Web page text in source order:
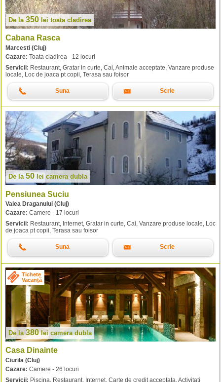
De la 350 lei toata cladirea
Cabana Rasca
Marcesti (Cluj)
Cazare: Toata cladirea - 12 locuri
Servicii: Restaurant, Gratar in curte, Cai, Animale acceptate, Vanzare produse
locale, Loc de joaca pt copii, Terasa sau foisor
Suna Scrie
De la 50 lei camera dubla
Pensiunea Suciu
Valea Draganului (Cluj)
Cazare: Camere - 17 locuri
Servicii: Restaurant, Internet, Gratar in curte, Cai, Vanzare produse locale, Loc
de joaca pt copii, Terasa sau foisor
Suna Scrie
Tichete
Vacanță
De la380lei camera dubla
Casa Dinainte
Ciurila (Cluj)
Cazare: Camere - 26 locuri
Servicii: Piscina, Restaurant, Internet, Carte de credit acceptata, Activitati